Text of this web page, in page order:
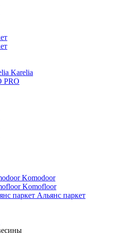
Karelia
PRO
Komodoor
Komofloor
Альянс паркет